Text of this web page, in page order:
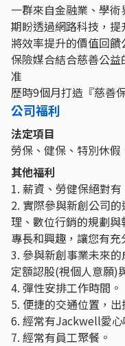
一群來自金融業、學
期盼透過網路科技，
將效率提升的價值回
保險媒合結合慈善公
准
歷時9個月打造『慈善
公司福利
法定項目
勞保、健保、特別休假
其他福利
1. 薪資、勞健保絕對有
2. 實際參與新創公司
理、數位行銷的規劃
專長和興趣，讓您有
3. 參與新創事業未來
定額認股(視個人意願)
4. 彈性安排工作時間。
5. 便捷的交通位置，
6. 經常有Jackwell愛
7. 經常有員工聚餐。